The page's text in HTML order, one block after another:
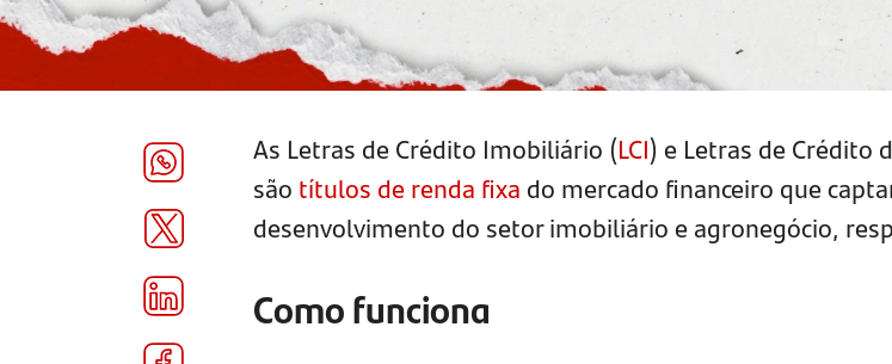
As Letras de Crédito Imobiliário (LCI) e Letras de Crédito
são títulos de renda fixa do mercado financeiro que
desenvolvimento do setor imobiliário e agronegócio,
Como funciona